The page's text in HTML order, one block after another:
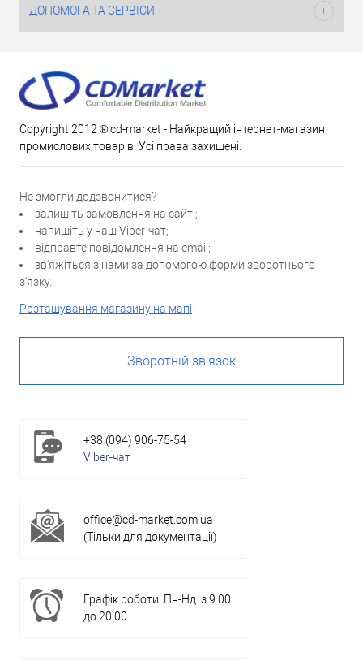
ДОПОМОГА ТА СЕРВІСИ
Copyright 2012 ® cd-market - Найкращий інтернет-магазин
промислових товарів. Усі права захищені.
Не змогли додзвонитися?
залишіть замовлення на сайті;
напишіть у наш Viber-чат;
відправте повідомлення на email;
зв'яжіться з нами за допомогою форми зворотнього
з'язку.
Розташування магазину на мапі
Зворотній зв'язок
+38 (094) 906-75-54
Viber-чат
office@cd-market.com.ua
(Тільки для документації)
Графік роботи: Пн-Нд: з 9:00
до 20:00